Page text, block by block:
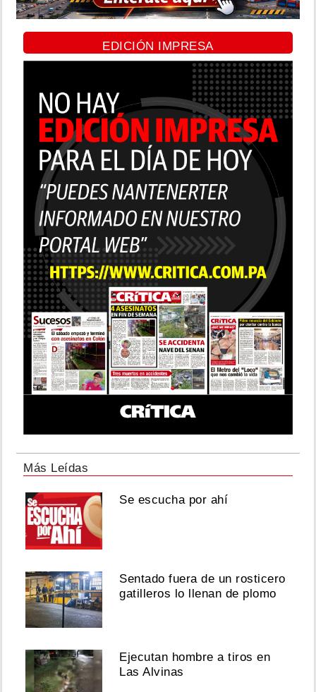
EDICIÓN IMPRESA
Más Leídas
Se escucha por ahí
Sentado fuera de un rosticero
gatilleros lo llenan de plomo
Ejecutan hombre a tiros en
Las Alvinas